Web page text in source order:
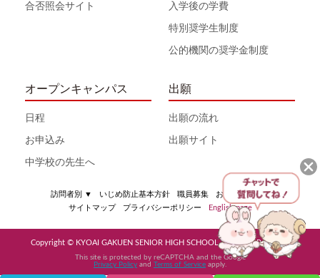
合否照会サイト 入学後の学費
特別奨学生制度
公的機関の奨学金制度
オープンキャンパス
日程
お申込み
中学校の先生へ
出願
出願の流れ
出願サイト
訪問者別 ▼ いじめ防止基本方針 職員募集
お問い合わせ
サイトマップ
プライバシーポリシー English page
Copyright © KYOAI GAKUEN SENIOR HIGH SCHOOL All Rights Reserved
This site is protected by reCAPTCHA and the Google
Privacy Policy and Terms of Service apply.